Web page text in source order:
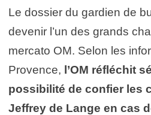
Le dossier du gardien de
devenir l’un des grands
mercato OM. Selon les
Provence, l’OM réfléchit
possibilité de confier les
Jeffrey de Lange en cas